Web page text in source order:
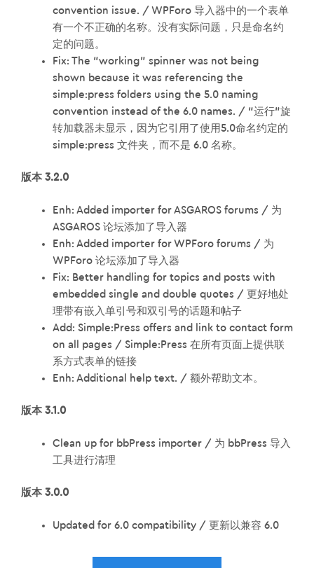
convention issue. / WPForo 导入器中的一个表单
有一个不正确的名称。没有实际问题，只是命名约
定的问题。
Fix: The “working” spinner was not being
shown because it was referencing the
simple:press folders using the 5.0 naming
convention instead of the 6.0 names. / “运行”旋
转加载器未显示，因为它引用了使用5.0命名约定的
simple:press 文件夹，而不是 6.0 名称。
版本 3.2.0
Enh: Added importer for ASGAROS forums / 为
ASGAROS 论坛添加了导入器
Enh: Added importer for WPForo forums / 为
WPForo 论坛添加了导入器
Fix: Better handling for topics and posts with
embedded single and double quotes / 更好地处
理带有嵌入单引号和双引号的话题和帖子
Add: Simple:Press offers and link to contact form
on all pages / Simple:Press 在所有页面上提供联
系方式表单的链接
Enh: Additional help text. / 额外帮助文本。
版本 3.1.0
Clean up for bbPress importer / 为 bbPress 导入
工具进行清理
版本 3.0.0
Updated for 6.0 compatibility / 更新以兼容 6.0